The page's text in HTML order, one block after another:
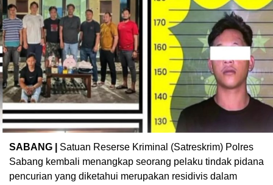
SABANG | Satuan Reserse Kriminal (Satreskrim) Polres
Sabang kembali menangkap seorang pelaku tindak pidana
pencurian yang diketahui merupakan residivis dalam